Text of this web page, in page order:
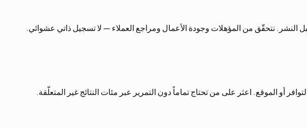
أو الموقع. اعثر على من تحتاج تماماً دون التمرير عبر مئات النتائج غير المتعلّقة.